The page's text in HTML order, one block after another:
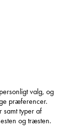
valg, og
præferencer.
samt typer af
og træsten.